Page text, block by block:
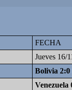
FECHA
Jueves 16/
Bolivia 2:0
Venezuela